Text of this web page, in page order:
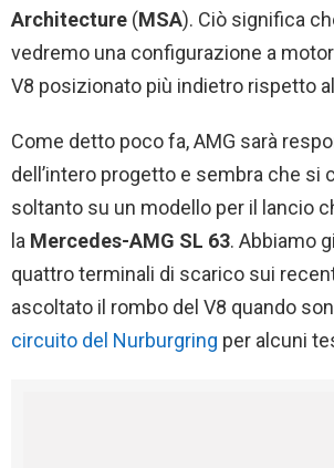
Architecture (MSA). Ciò significa
vedremo una configurazione a
V8 posizionato più indietro rispetto
Come detto poco fa, AMG sarà
dell’intero progetto e sembra che si
soltanto su un modello per il lancio
la Mercedes-AMG SL 63. Abbiamo
quattro terminali di scarico sui
ascoltato il rombo del V8 quando
circuito del Nurburgring per alcuni